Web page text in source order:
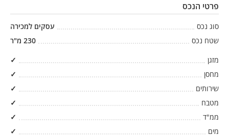
פרטי הנכס
סוג נכס
עסקים למכירה
שטח נכס
230 מ"ר
מזגן
✓
מחסן
✓
שירותים
✓
מטבח
✓
ממ"ד
✓
מים
✓